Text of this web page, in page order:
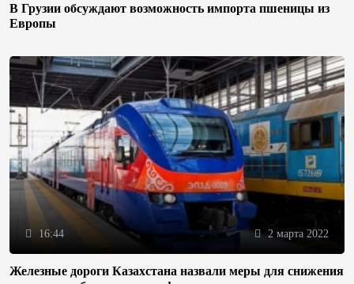
В Грузии обсуждают возможность импорта пшеницы из
Европы
16:44 2 марта 2022
Железные дороги Казахстана назвали меры для снижения